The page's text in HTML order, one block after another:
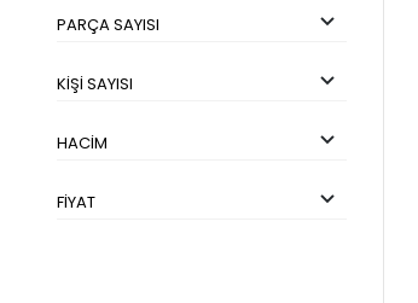
PARÇA SAYISI
KIŞI SAYISI
HACIM
FIYAT